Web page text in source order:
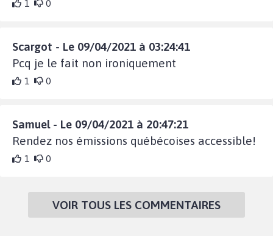
1 0
Scargot - Le 09/04/2021 à 03:24:41
Pcq je le fait non ironiquement
1 0
Samuel - Le 09/04/2021 à 20:47:21
Rendez nos émissions québécoises accessible!
1 0
VOIR TOUS LES COMMENTAIRES